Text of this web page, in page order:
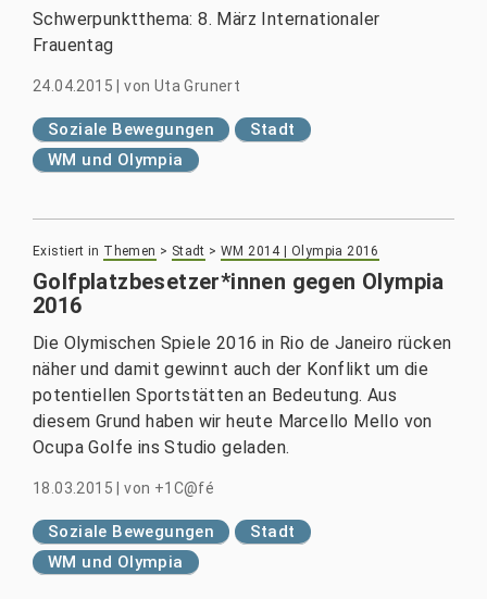
Schwerpunktthema: 8. März Internationaler
Frauentag
24.04.2015 |von Uta Grunert
Soziale Bewegungen
Stadt
WM und Olympia
Existiert in Themen > Stadt >WM 2014 | Olympia 2016
Golfplatzbesetzer*innen gegen Olympia
2016
Die Olymischen Spiele 2016 in Rio de Janeiro rücken
näher und damit gewinnt auch der Konflikt um die
potentiellen Sportstätten an Bedeutung. Aus
diesem Grund haben wir heute Marcello Mello von
Ocupa Golfe ins Studio geladen.
18.03.2015 |von +1C@fé
Soziale Bewegungen
Stadt
WM und Olympia